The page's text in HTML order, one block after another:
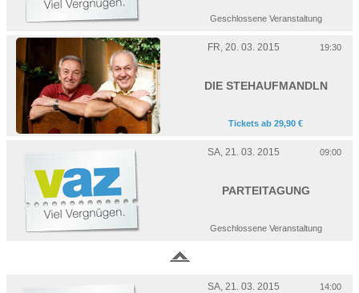
Geschlossene Veranstaltung
FR, 20. 03. 2015 19:30
DIE STEHAUFMANDLN
Tickets ab 29,90 €
SA, 21. 03. 2015 09:00
PARTEITAGUNG
Geschlossene Veranstaltung
SA, 21. 03. 2015 14:00